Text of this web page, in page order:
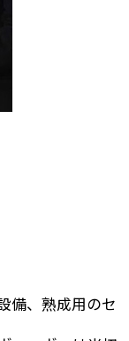
備、熟成用のセ